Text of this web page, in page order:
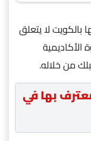
بالكويت لا يتعلق
الأكاديمية
من خلاله.
بها في